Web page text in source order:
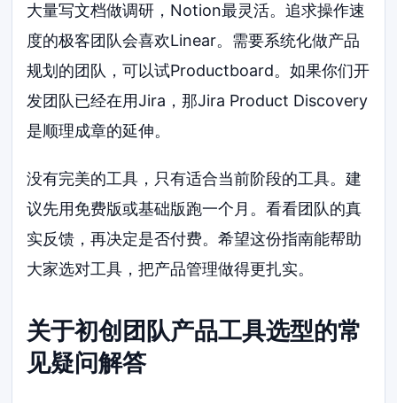
大量写文档做调研，Notion最灵活。追求操作速
度的极客团队会喜欢Linear。需要系统化做产品
规划的团队，可以试Productboard。如果你们开
发团队已经在用Jira，那Jira Product Discovery
是顺理成章的延伸。
没有完美的工具，只有适合当前阶段的工具。建
议先用免费版或基础版跑一个月。看看团队的真
实反馈，再决定是否付费。希望这份指南能帮助
大家选对工具，把产品管理做得更扎实。
关于初创团队产品工具选型的常
见疑问解答